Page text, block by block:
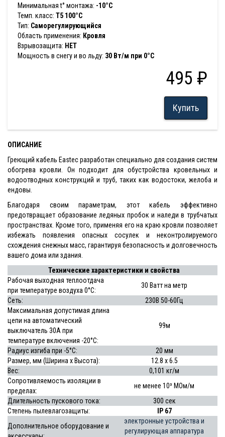
Минимальная t° монтажа: -10°С
Темп. класс: Т5 100°С
Тип: Саморегулирующийся
Область применения: Кровля
Взрывозащита: НЕТ
Мощность в снегу и во льду: 30 Вт/м при 0°C
495 ₽
Купить
ОПИСАНИЕ
Греющий кабель Eastec разработан специально для создания систем
обогрева кровли. Он подходит для обустройства кровельных и
водоотводных конструкций и труб, таких как водостоки, желоба и
ендовы.
Благодаря своим параметрам, этот кабель эффективно
предотвращает образование ледяных пробок и наледи в трубчатых
пространствах. Кроме того, применяя его на краю кровли позволяет
избежать появления опасных сосулек и неконтролируемого
схождения снежных масс, гарантируя безопасность и долговечность
вашего дома или здания.
Технические характеристики и свойства
Рабочая выходная теплоотдача
при температуре воздуха 0°С:
30 Ватт на метр
Сеть:
230В 50-60Гц
Максимальная допустимая длина
цепи на автоматический
выключатель 30А при
температуре включения -20°С:
99м
Радиус изгиба при -5°С:
20 мм
Размер, мм (Ширина x Высота):
12.8 x 6.5
Вес:
0,101 кг/м
Сопротивляемость изоляции в
пределах:
не менее 10³ МОм/м
Длительность пускового тока:
300 сек
Степень пылевлагозащиты:
IP 67
Дополнительное оборудование и
электронные устройства и
регулирующая аппаратура